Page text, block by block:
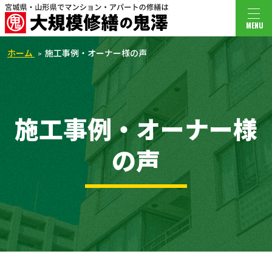
MENU
ホーム 施工事例・オーナー様の声
施工事例・オーナー様
の声